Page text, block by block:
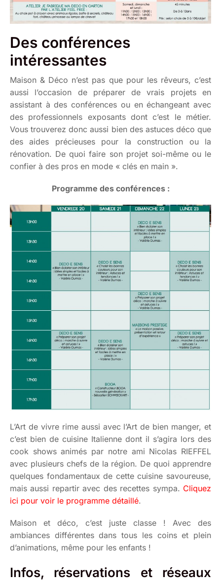
Des conférences
intéressantes
Maison & Déco n’est pas que pour les rêveurs, c’est
aussi l’occasion de préparer de vrais projets en
assistant à des conférences ou en échangeant avec
des professionnels exposants dont c’est le métier.
Vous trouverez donc aussi bien des astuces déco que
des aides précieuses pour la construction ou la
rénovation. De quoi faire son projet soi-même ou le
confier à des pros en mode « clés en main ».
Programme des conférences :
L’Art de vivre rime aussi avec l’Art de bien manger, et
c’est bien de cuisine Italienne dont il s’agira lors des
cook shows animés par notre ami Nicolas RIEFFEL
avec plusieurs chefs de la région. De quoi apprendre
quelques fondamentaux de cette cuisine savoureuse,
mais aussi repartir avec des recettes sympa. Cliquez
ici pour voir le programme détaillé.
Maison et déco, c’est juste classe ! Avec des
ambiances différentes dans tous les coins et plein
d’animations, même pour les enfants !
Infos, réservations et réseaux